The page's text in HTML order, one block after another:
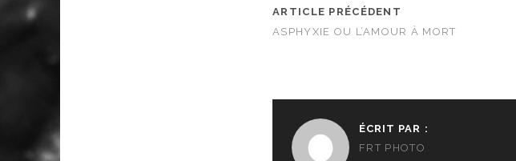
ARTICLE PRÉCÉDENT
ASPHYXIE OU L’AMOUR À MORT
ÉCRIT PAR :
FRT PHOTO